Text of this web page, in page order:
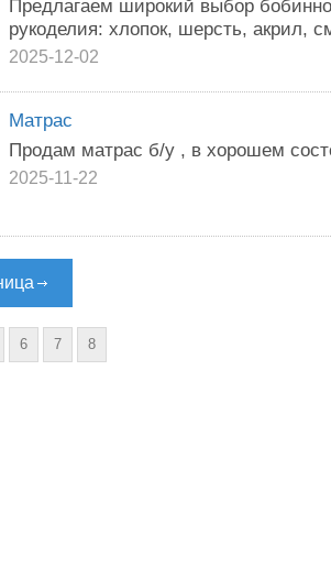
Предлагаем широкий выбор
рукоделия: хлопок, шерсть, акрил,
2025-12-02
Матрас
Продам матрас б/у , в хорошем
2025-11-22
6 7 8